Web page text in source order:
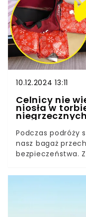
10.12.2024 13:11
Celnicy nie
niosła w
Podczas podróży
nasz bagaż
bezpieczeństwa.
przejście przez
podejrzenia
Granicznej.